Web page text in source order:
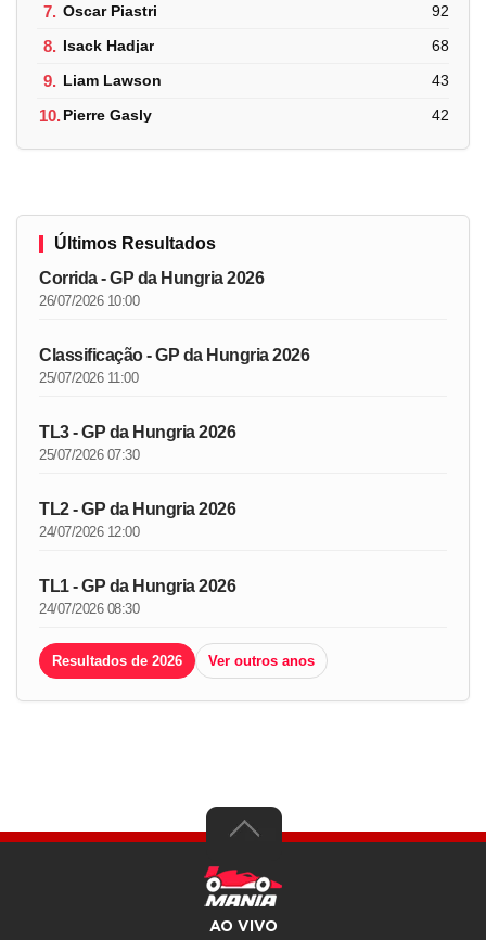
7. Oscar Piastri 92
8. Isack Hadjar 68
9. Liam Lawson 43
10.Pierre Gasly 42
Últimos Resultados
Corrida - GP da Hungria 2026
26/07/2026 10:00
Classificação - GP da Hungria 2026
25/07/2026 11:00
TL3 - GP da Hungria 2026
25/07/2026 07:30
TL2 - GP da Hungria 2026
24/07/2026 12:00
TL1 - GP da Hungria 2026
24/07/2026 08:30
Resultados de 2026 Ver outros anos
AO VIVO